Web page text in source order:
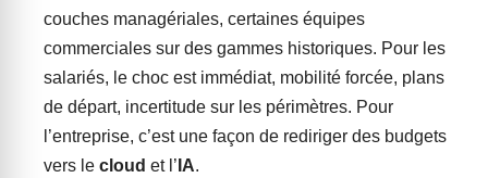
couches managériales, certaines équipes
commerciales sur des gammes historiques. Pour les
salariés, le choc est immédiat, mobilité forcée, plans
de départ, incertitude sur les périmètres. Pour
l’entreprise, c’est une façon de rediriger des budgets
vers le cloud et l’ IA.